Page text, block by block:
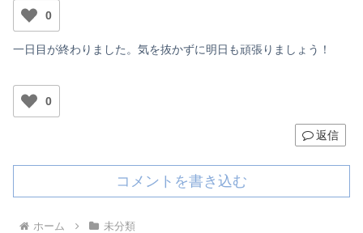
0
一日目が終わりました。気を抜かずに明日も頑張りましょう！
0
返信
コメントを書き込む
ホーム 未分類